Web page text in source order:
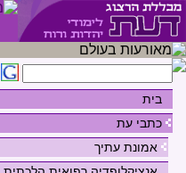
בית
כתבי עת
אמונת עתיך